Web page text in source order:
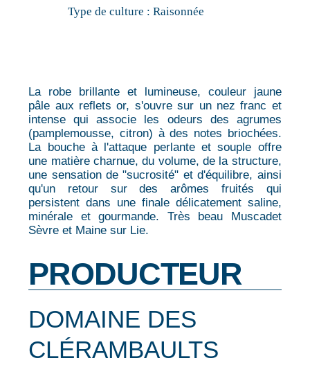
Type de culture : Raisonnée
La robe brillante et lumineuse, couleur jaune
pâle aux reflets or, s'ouvre sur un nez franc et
intense qui associe les odeurs des agrumes
(pamplemousse, citron) à des notes briochées.
La bouche à l'attaque perlante et souple offre
une matière charnue, du volume, de la structure,
une sensation de "sucrosité" et d'équilibre, ainsi
qu'un retour sur des arômes fruités qui
persistent dans une finale délicatement saline,
minérale et gourmande. Très beau Muscadet
Sèvre et Maine sur Lie.
PRODUCTEUR
DOMAINE DES
CLÉRAMBAULTS